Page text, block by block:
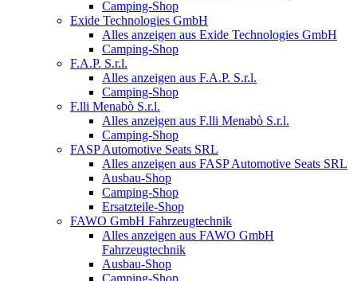
Camping-Shop
Exide Technologies GmbH
Alles anzeigen aus Exide Technologies GmbH
Camping-Shop
F.A.P. S.r.l.
Alles anzeigen aus F.A.P. S.r.l.
Camping-Shop
F.lli Menabò S.r.l.
Alles anzeigen aus F.lli Menabò S.r.l.
Camping-Shop
FASP Automotive Seats SRL
Alles anzeigen aus FASP Automotive Seats SRL
Ausbau-Shop
Camping-Shop
Ersatzteile-Shop
FAWO GmbH Fahrzeugtechnik
Alles anzeigen aus FAWO GmbH
Fahrzeugtechnik
Ausbau-Shop
Camping-Shop